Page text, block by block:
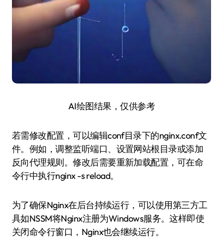
AI绘图结果，仅供参考
若需修改配置，可以编辑conf目录下的nginx.conf文
件。例如，调整监听端口、设置网站根目录或添加
反向代理规则。修改后需要重新加载配置，可在命
令行中执行nginx -s reload。
为了确保Nginx在后台持续运行，可以使用第三方工
具如NSSM将Nginx注册为Windows服务。这样即使
关闭命令行窗口，Nginx也会继续运行。